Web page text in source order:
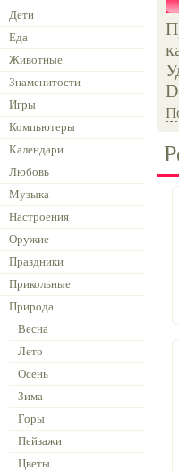
Дети
Еда
Животные
Знаменитости
Игры
Компьютеры
Календари
Любовь
Музыка
Настроения
Оружие
Праздники
Прикольные
Природа
Весна
Лето
Осень
Зима
Горы
Пейзажи
Цветы